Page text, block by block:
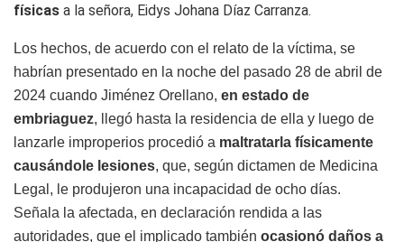
físicas a la señora, Eidys Johana Díaz Carranza.
Los hechos, de acuerdo con el relato de la víctima, se
habrían presentado en la noche del pasado 28 de abril de
2024 cuando Jiménez Orellano, en estado de
embriaguez, llegó hasta la residencia de ella y luego de
lanzarle improperios procedió a maltratarla físicamente
causándole lesiones, que, según dictamen de Medicina
Legal, le produjeron una incapacidad de ocho días.
Señala la afectada, en declaración rendida a las
autoridades, que el implicado también ocasionó daños a